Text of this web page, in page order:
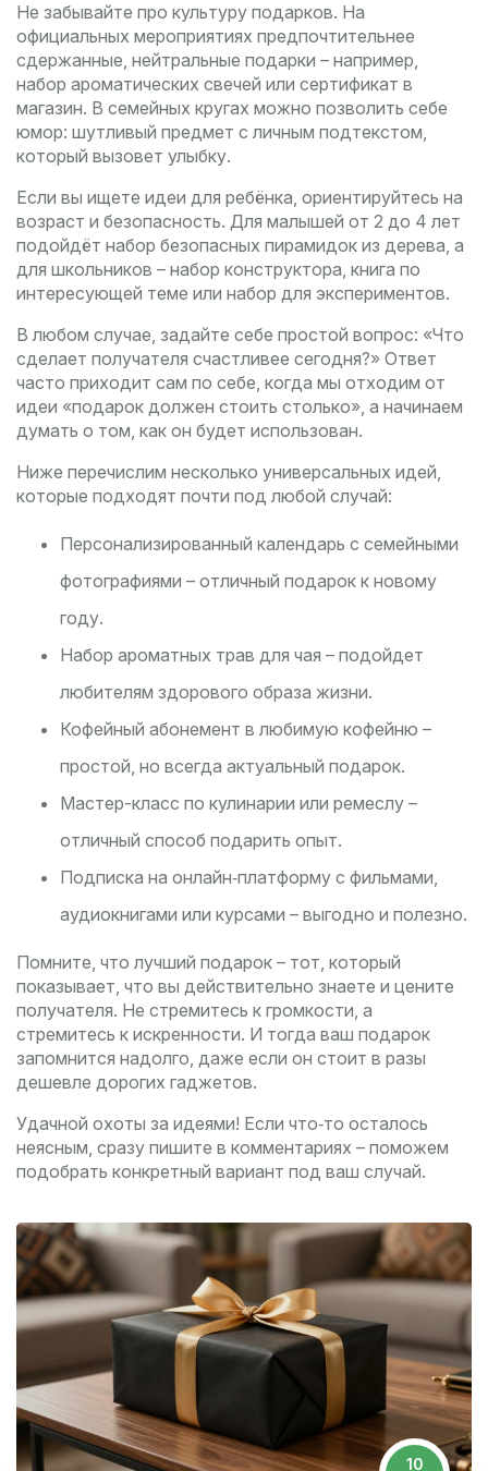
Не забывайте про культуру подарков. На
официальных мероприятиях предпочтительнее
сдержанные, нейтральные подарки – например,
набор ароматических свечей или сертификат в
магазин. В семейных кругах можно позволить себе
юмор: шутливый предмет с личным подтекстом,
который вызовет улыбку.
Если вы ищете идеи для ребёнка, ориентируйтесь на
возраст и безопасность. Для малышей от 2 до 4 лет
подойдёт набор безопасных пирамидок из дерева, а
для школьников – набор конструктора, книга по
интересующей теме или набор для экспериментов.
В любом случае, задайте себе простой вопрос: «Что
сделает получателя счастливее сегодня?» Ответ
часто приходит сам по себе, когда мы отходим от
идеи «подарок должен стоить столько», а начинаем
думать о том, как он будет использован.
Ниже перечислим несколько универсальных идей,
которые подходят почти под любой случай:
Персонализированный календарь с семейными
фотографиями – отличный подарок к новому
году.
Набор ароматных трав для чая – подойдет
любителям здорового образа жизни.
Кофейный абонемент в любимую кофейню –
простой, но всегда актуальный подарок.
Мастер-класс по кулинарии или ремеслу –
отличный способ подарить опыт.
Подписка на онлайн‑платформу с фильмами,
аудиокнигами или курсами – выгодно и полезно.
Помните, что лучший подарок – тот, который
показывает, что вы действительно знаете и цените
получателя. Не стремитесь к громкости, а
стремитесь к искренности. И тогда ваш подарок
запомнится надолго, даже если он стоит в разы
дешевле дорогих гаджетов.
Удачной охоты за идеями! Если что‑то осталось
неясным, сразу пишите в комментариях – поможем
подобрать конкретный вариант под ваш случай.
10